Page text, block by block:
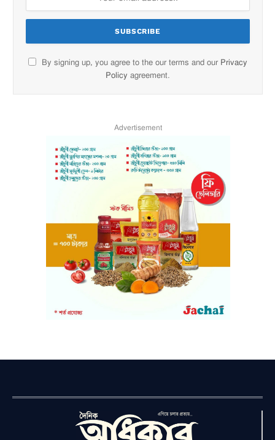
By signing up, you agree to the our terms and our Privacy
Policy agreement.
Advertisement